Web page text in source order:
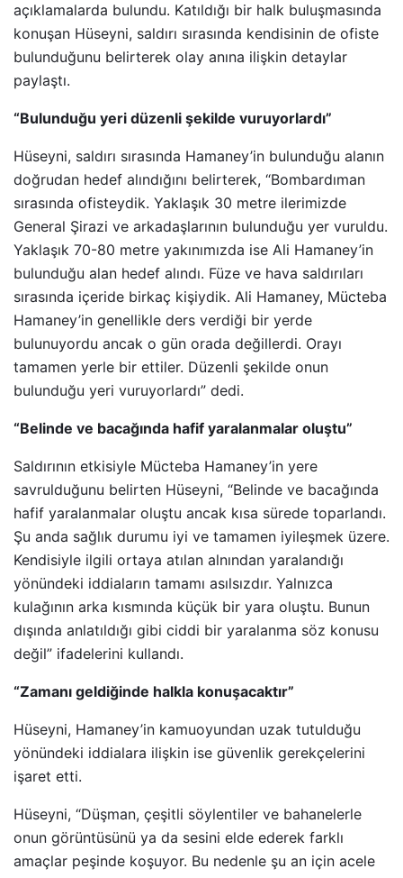
açıklamalarda bulundu. Katıldığı bir halk buluşmasında
konuşan Hüseyni, saldırı sırasında kendisinin de ofiste
bulunduğunu belirterek olay anına ilişkin detaylar
paylaştı.
“Bulunduğu yeri düzenli şekilde vuruyorlardı”
Hüseyni, saldırı sırasında Hamaney’in bulunduğu alanın
doğrudan hedef alındığını belirterek, “Bombardıman
sırasında ofisteydik. Yaklaşık 30 metre ilerimizde
General Şirazi ve arkadaşlarının bulunduğu yer vuruldu.
Yaklaşık 70-80 metre yakınımızda ise Ali Hamaney’in
bulunduğu alan hedef alındı. Füze ve hava saldırıları
sırasında içeride birkaç kişiydik. Ali Hamaney, Mücteba
Hamaney’in genellikle ders verdiği bir yerde
bulunuyordu ancak o gün orada değillerdi. Orayı
tamamen yerle bir ettiler. Düzenli şekilde onun
bulunduğu yeri vuruyorlardı” dedi.
“Belinde ve bacağında hafif yaralanmalar oluştu”
Saldırının etkisiyle Mücteba Hamaney’in yere
savrulduğunu belirten Hüseyni, “Belinde ve bacağında
hafif yaralanmalar oluştu ancak kısa sürede toparlandı.
Şu anda sağlık durumu iyi ve tamamen iyileşmek üzere.
Kendisiyle ilgili ortaya atılan alnından yaralandığı
yönündeki iddiaların tamamı asılsızdır. Yalnızca
kulağının arka kısmında küçük bir yara oluştu. Bunun
dışında anlatıldığı gibi ciddi bir yaralanma söz konusu
değil” ifadelerini kullandı.
“Zamanı geldiğinde halkla konuşacaktır”
Hüseyni, Hamaney’in kamuoyundan uzak tutulduğu
yönündeki iddialara ilişkin ise güvenlik gerekçelerini
işaret etti.
Hüseyni, “Düşman, çeşitli söylentiler ve bahanelerle
onun görüntüsünü ya da sesini elde ederek farklı
amaçlar peşinde koşuyor. Bu nedenle şu an için acele